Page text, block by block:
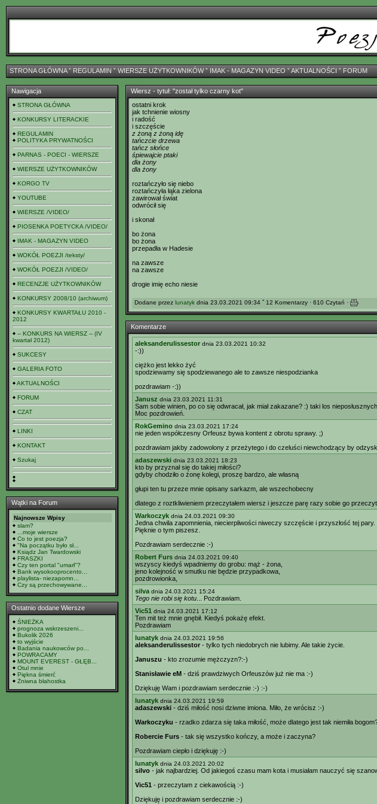
STRONA GŁÓWNAˇ REGULAMIN ˇ WIERSZE UŻYTKOWNIKÓWˇ IMAK - MAGAZYN VIDEO ˇAKTUALNOŚCI ˇ FORUM
Nawigacja
STRONA GŁÓWNA
KONKURSY LITERACKIE
REGULAMIN
POLITYKA PRYWATNOŚCI
PARNAS - POECI - WIERSZE
WIERSZE UŻYTKOWNIKÓW
KORGO TV
YOUTUBE
WIERSZE /VIDEO/
PIOSENKA POETYCKA /VIDEO/
IMAK - MAGAZYN VIDEO
WOKÓŁ POEZJI /teksty/
WOKÓŁ POEZJI /VIDEO/
RECENZJE UŻYTKOWNIKÓW
KONKURSY 2008/10 (archiwum)
KONKURSY KWARTAŁU 2010 -
2012
-- KONKURS NA WIERSZ -- (IV
kwartał 2012)
SUKCESY
GALERIA FOTO
AKTUALNOŚCI
FORUM
CZAT
LINKI
KONTAKT
Szukaj
Wątki na Forum
Najnowsze Wpisy
slam?
...moje wiersze
Co to jest poezja?
"Na początku było sł...
Ksiądz Jan Twardowski
FRASZKI
Czy ten portal "umarł"?
Bank wysokooprocento...
playlista- niezapomn...
Czy są przechowywane...
Ostatnio dodane Wiersze
ŚNIEŻKA
prognoza wskrzeszeni...
Bukolik 2026
to wyjście
Badania naukowców po...
POWRACAMY
MOUNT EVEREST - GŁĘB...
Otul mnie
Piękna śmierć
Żniwna błahostka
Wiersz - tytuł: "został tylko czarny kot"
ostatni krok
jak tchnienie wiosny
i radość
i szczęście
z żoną z żoną idę
tańczcie drzewa
tańcz słońce
śpiewajcie ptaki
dla żony
dla żony
roztańczyło się niebo
roztańczyła łąka zielona
zawirował świat
odwrócił się
i skonał
bo żona
bo żona
przepadła w Hadesie
na zawsze
na zawsze
drogie imię echo niesie
Dodane przez lunatyk dnia 23.03.2021 09:34 ˇ 12 Komentarzy · 610 Czytań ·
Komentarze
aleksanderulissestor dnia 23.03.2021 10:32
-:))
ciężko jest lekko żyć
spodziewamy się spodziewanego ale to zawsze niespodzianka
pozdrawiam -:))
Janusz dnia 23.03.2021 11:31
Sam sobie winien, po co się odwracał, jak miał zakazane? :) taki los
Moc pozdrowień.
RokGemino dnia 23.03.2021 17:24
nie jeden współczesny Orfeusz bywa kontent z obrotu sprawy. ;)
pozdrawiam jakby zadowolony z przeżytego i do czeluści niewchodzący by
adaszewski dnia 23.03.2021 18:23
kto by przyznał się do takiej miłości?
gdyby chodziło o żonę kolegi, proszę bardzo, ale własną
głupi ten tu przeze mnie opisany sarkazm, ale wszechobecny
dlatego z roztkliwieniem przeczytałem wiersz i jeszcze parę razy sobie go
Warkoczyk dnia 24.03.2021 09:30
Jedna chwila zapomnienia, niecierpliwości niweczy szczęście i przyszłość tej pary.
Pięknie o tym piszesz.
Pozdrawiam serdecznie :-)
Robert Furs dnia 24.03.2021 09:40
wszyscy kiedyś wpadniemy do grobu: mąż - żona,
jeno kolejność w smutku nie będzie przypadkowa,
pozdrowionka,
silva dnia 24.03.2021 15:24
Tego nie robi się kotu ... Pozdrawiam.
Vic51 dnia 24.03.2021 17:12
Ten mit też mnie gnębił. Kiedyś pokażę efekt.
Pozdrawiam
lunatyk dnia 24.03.2021 19:56
aleksanderulissestor - tylko tych niedobrych nie lubimy. Ale takie życie.
Januszu - kto zrozumie mężczyzn?:-)
Stanisławie eM - dziś prawdziwych Orfeuszów już nie ma :-)
Dziękuję Wam i pozdrawiam serdecznie :-) :-)
lunatyk dnia 24.03.2021 19:59
adaszewski - dziś miłość nosi dziwne imiona. Miło, że wrócisz :-)
Warkoczyku - rzadko zdarza się taka miłość, może dlatego jest tak niemiła
Robercie Furs - tak się wszystko kończy, a może i zaczyna?
Pozdrawiam ciepło i dziękuję :-)
lunatyk dnia 24.03.2021 20:02
silvo - jak najbardziej. Od jakiegoś czasu mam kota i musiałam nauczyć się
Vic51 - przeczytam z ciekawością :-)
Dziękuję i pozdrawiam serdecznie :-)